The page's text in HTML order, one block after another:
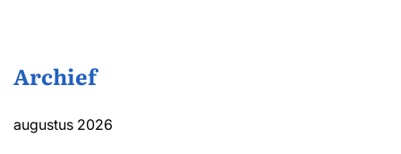
Archief
augustus 2026